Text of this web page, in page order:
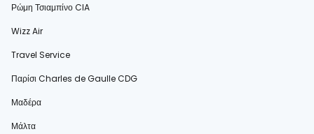
Ρώμη Τσιαμπίνο CIA
Wizz Air
Travel Service
Παρίσι Charles de Gaulle CDG
Μαδέρα
Μάλτα